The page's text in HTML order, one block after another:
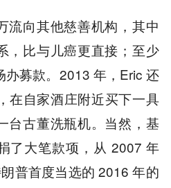
流向其他慈善机构，其中
，比与儿癌更直接；至少
办募款。2013 年，Eric 还
在自家酒庄附近买下一具
台古董洗瓶机。当然，基
了大笔款项，从 2007 年
普首度当选的 2016 年的